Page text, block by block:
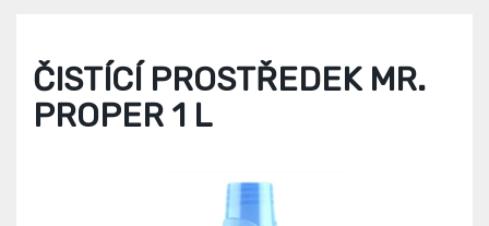
ČISTÍCÍ PROSTŘEDEK MR.
PROPER 1 L